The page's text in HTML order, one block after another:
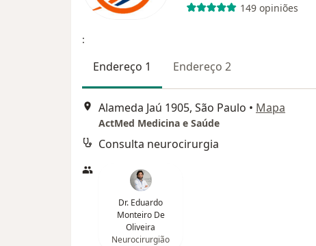
149 opiniões
:
Endereço 1 Endereço 2
Alameda Jaú 1905, São Paulo • Mapa
ActMed Medicina e Saúde
Consulta neurocirurgia
Dr. Eduardo
Monteiro De
Oliveira
Neurocirurgião